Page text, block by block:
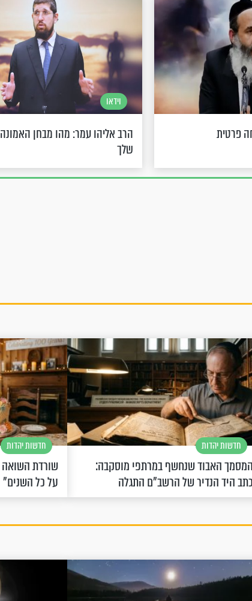
פרטית
וידאו
הרב אליהו עמר: מהו מבחן האמונה
שלך
חדשות יהדות
המסמך האבוד שנחשף במרתפי מוסקבה:
כתב היד הנדיר של הרשב"ם התגלה
חדשות יהדות
על כל השנים"